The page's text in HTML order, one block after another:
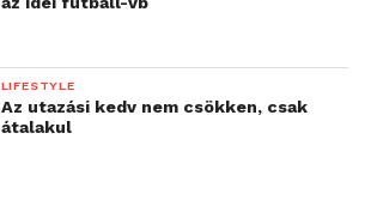
LIFESTYLE
Az utazási kedv nem csökken, csak
átalakul